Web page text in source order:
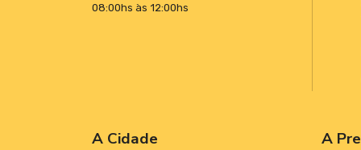
08:00hs às 12:00hs
A Cidade A